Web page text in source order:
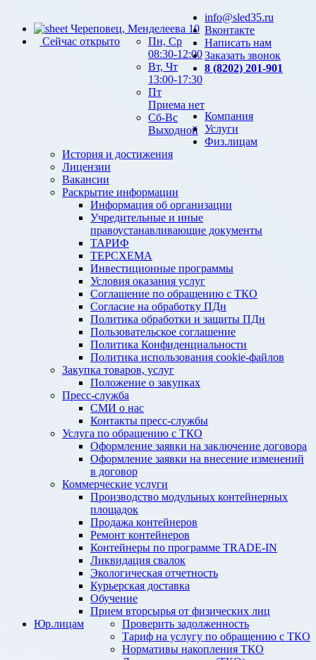
Череповец, Менделеева 10
Сейчас открыто
Пн, Ср
08:30-12:00
Вт, Чт
13:00-17:30
Пт
Приема нет
Сб-Вс
Выходной
info@sled35.ru
Вконтакте
Написать нам
Заказать звонок
8 (8202) 201-901
Компания
История и достижения
Лицензии
Вакансии
Раскрытие информации
Информация об организации
Учредительные и иные
правоустанавливающие документы
ТАРИФ
ТЕРСХЕМА
Инвестиционные программы
Условия оказания услуг
Соглашение по обращению с ТКО
Согласие на обработку ПДн
Политика обработки и защиты ПДн
Пользовательское соглашение
Политика Конфиденциальности
Политика использования cookie-файлов
Закупка товаров, услуг
Положение о закупках
Пресс-служба
СМИ о нас
Контакты пресс-службы
Услуги
Услуга по обращению с ТКО
Оформление заявки на заключение договора
Оформление заявки на внесение изменений
в договор
Коммерческие услуги
Производство модульных контейнерных
площадок
Продажа контейнеров
Ремонт контейнеров
Контейнеры по программе TRADE-IN
Ликвидация свалок
Экологическая отчетность
Курьерская доставка
Обучение
Прием вторсырья от физических лиц
Физ.лицам
Проверить задолженность
Тариф на услугу по обращению с ТКО
Нормативы накопления ТКО
Юр.лицам